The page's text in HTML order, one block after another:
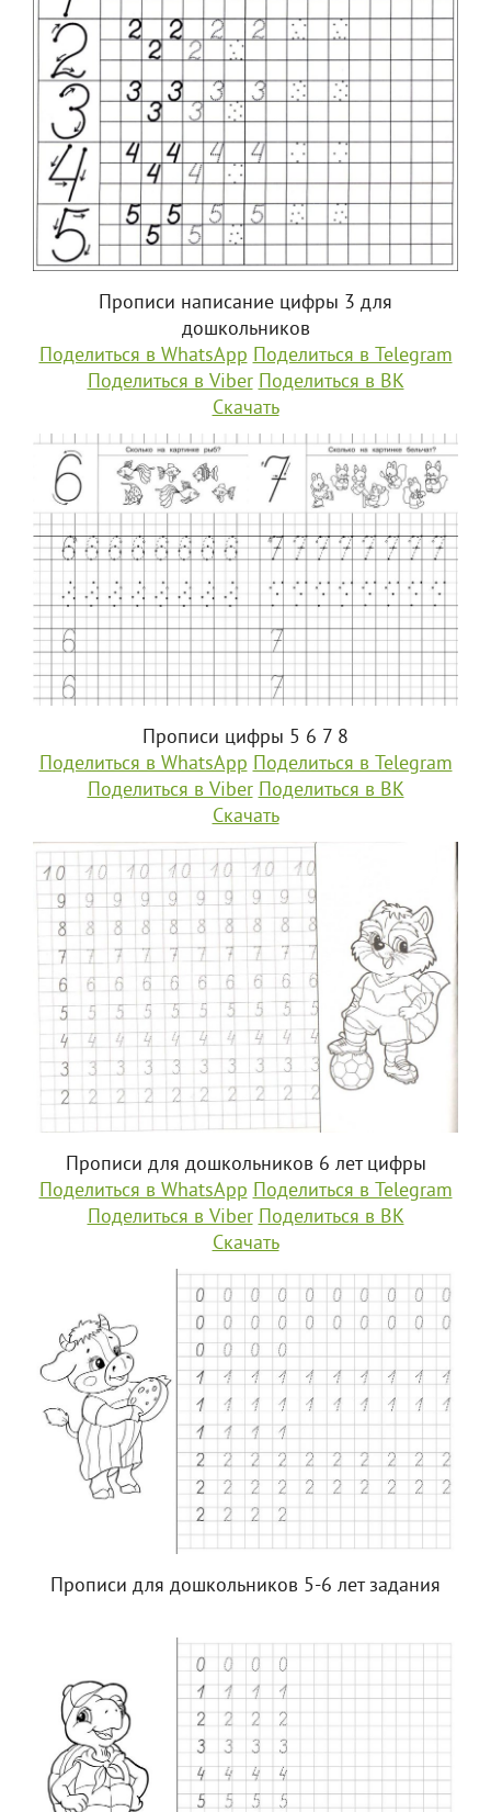
Прописи написание цифры 3 для
дошкольников
Поделиться в WhatsApp Поделиться в Telegram
Поделиться в Viber Поделиться в ВК
Скачать
Прописи цифры 5 6 7 8
Поделиться в WhatsApp Поделиться в Telegram
Поделиться в Viber Поделиться в ВК
Скачать
Прописи для дошкольников 6 лет цифры
Поделиться в WhatsApp Поделиться в Telegram
Поделиться в Viber Поделиться в ВК
Скачать
Прописи для дошкольников 5-6 лет задания